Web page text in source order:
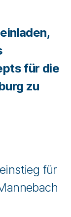
für die
zu
für